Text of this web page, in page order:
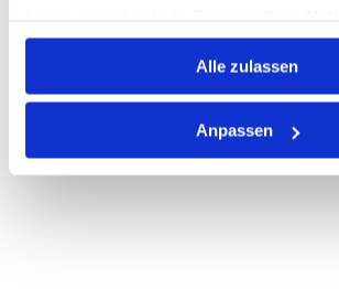
gesammelt haben.
Alle zulassen
Anpassen